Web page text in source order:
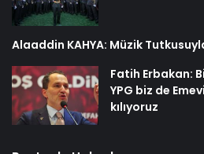
Alaaddin KAHYA: Müzik
Fatih Erbakan:
YPG biz de
kılıyoruz